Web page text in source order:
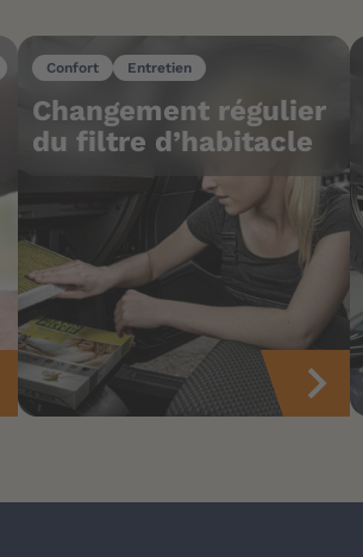
Confort Entretien
Changement régulier
du filtre d’habitacle